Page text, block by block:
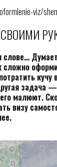
viz/
слове…
кучу
задача
малюют.
визу